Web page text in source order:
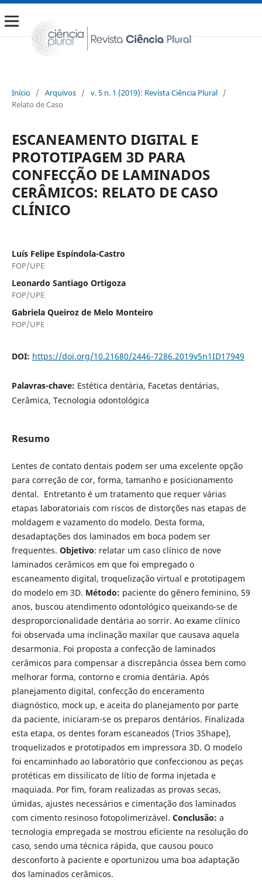
Início / Arquivos / v. 5 n. 1 (2019): Revista Ciência Plural /
Relato de Caso
ESCANEAMENTO DIGITAL E
PROTOTIPAGEM 3D PARA
CONFECÇÃO DE LAMINADOS
CERÂMICOS: RELATO DE CASO
CLÍNICO
Luís Felipe Espíndola-Castro
FOP/UPE
Leonardo Santiago Ortigoza
FOP/UPE
Gabriela Queiroz de Melo Monteiro
FOP/UPE
DOI: https://doi.org/10.21680/2446-7286.2019v5n1ID17949
Palavras-chave: Estética dentária, Facetas dentárias,
Cerâmica, Tecnologia odontológica
Resumo
Lentes de contato dentais podem ser uma excelente opção
para correção de cor, forma, tamanho e posicionamento
dental. Entretanto é um tratamento que requer várias
etapas laboratoriais com riscos de distorções nas etapas de
moldagem e vazamento do modelo. Desta forma,
desadaptações dos laminados em boca podem ser
frequentes. Objetivo: relatar um caso clínico de nove
laminados cerâmicos em que foi empregado o
escaneamento digital, troquelização virtual e prototipagem
do modelo em 3D. Método: paciente do gênero feminino, 59
anos, buscou atendimento odontológico queixando-se de
desproporcionalidade dentária ao sorrir. Ao exame clínico
foi observada uma inclinação maxilar que causava aquela
desarmonia. Foi proposta a confecção de laminados
cerâmicos para compensar a discrepância óssea bem como
melhorar forma, contorno e cromia dentária. Após
planejamento digital, confecção do enceramento
diagnóstico, mock up, e aceita do planejamento por parte
da paciente, iniciaram-se os preparos dentários. Finalizada
esta etapa, os dentes foram escaneados (Trios 3Shape),
troquelizados e prototipados em impressora 3D. O modelo
foi encaminhado ao laboratório que confeccionou as peças
protéticas em dissilicato de lítio de forma injetada e
maquiada. Por fim, foram realizadas as provas secas,
úmidas, ajustes necessários e cimentação dos laminados
com cimento resinoso fotopolimerizável. Conclusão: a
tecnologia empregada se mostrou eficiente na resolução do
caso, sendo uma técnica rápida, que causou pouco
desconforto à paciente e oportunizou uma boa adaptação
dos laminados cerâmicos.